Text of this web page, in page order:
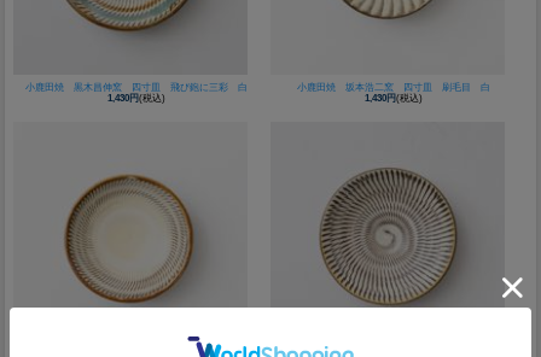
小鹿田焼 黒木昌伸窯 四寸皿 飛び鉋に三彩 白
1,430円(税込)
小鹿田焼 坂本浩二窯 四寸皿 刷毛目 白
1,430円(税込)